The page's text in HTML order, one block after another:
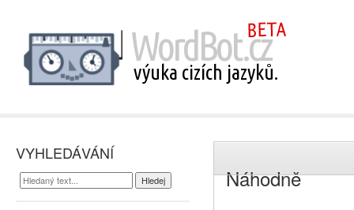
VYHLEDÁVÁNÍ
Náhodně